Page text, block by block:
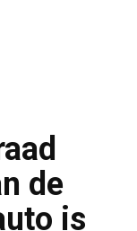
de
is